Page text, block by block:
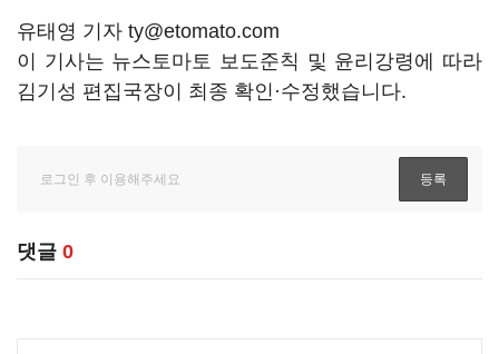
유태영 기자 ty@etomato.com
이 기사는 뉴스토마토 보도준칙 및 윤리강령에 따라
김기성 편집국장이 최종 확인·수정했습니다.
댓글 0